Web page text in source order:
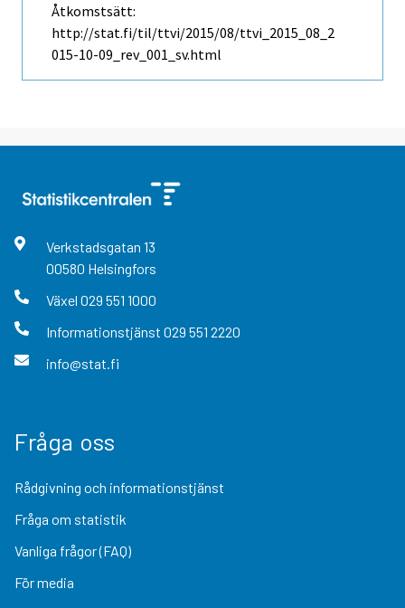
Åtkomstsätt:
http://stat.fi/til/ttvi/2015/08/ttvi_2015_08_2
015-10-09_rev_001_sv.html
Verkstadsgatan 13
00580 Helsingfors
Växel 029 551 1000
Informationstjänst 029 551 2220
info@stat.fi
Fråga oss
Rådgivning och informationstjänst
Fråga om statistik
Vanliga frågor (FAQ)
För media